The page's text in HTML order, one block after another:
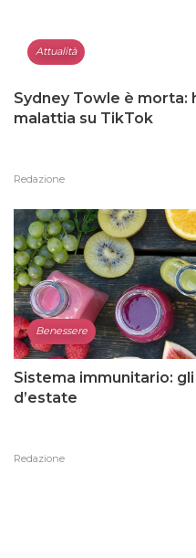
Attualità
Sydney Towle è morta:
malattia su TikTok
Redazione
Benessere
Sistema immunitario:
d’estate
Redazione